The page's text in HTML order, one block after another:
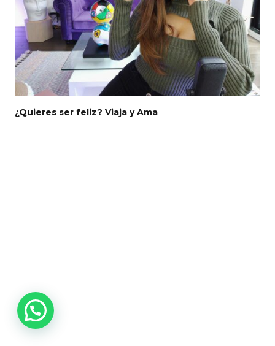
¿Quieres ser feliz? Viaja y Ama